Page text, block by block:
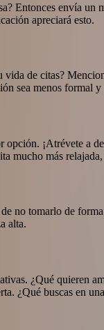
Entonces envía
apreciará esto.
de citas?
sea menos formal
¡Atrévete a
mucho más
no tomarlo de
alta.
¿Qué quieren
¿Qué buscas en